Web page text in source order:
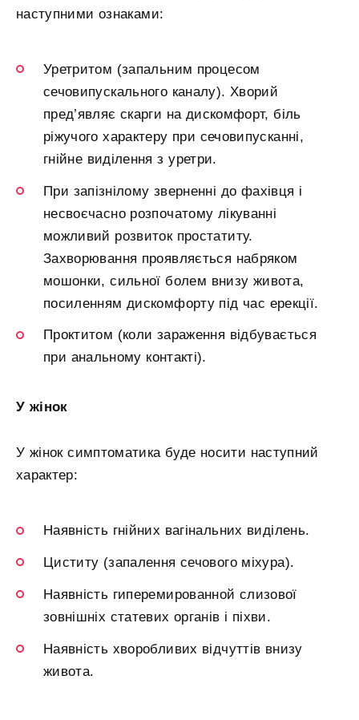
наступними ознаками:
Уретритом (запальним процесом
сечовипускального каналу). Хворий
пред’являє скарги на дискомфорт, біль
ріжучого характеру при сечовипусканні,
гнійне виділення з уретри.
При запізнілому зверненні до фахівця і
несвоєчасно розпочатому лікуванні
можливий розвиток простатиту.
Захворювання проявляється набряком
мошонки, сильної болем внизу живота,
посиленням дискомфорту під час ерекції.
Проктитом (коли зараження відбувається
при анальному контакті).
У жінок
У жінок симптоматика буде носити наступний
характер:
Наявність гнійних вагінальних виділень.
Циститу (запалення сечового міхура).
Наявність гиперемированной слизової
зовнішніх статевих органів і піхви.
Наявність хворобливих відчуттів внизу
живота.